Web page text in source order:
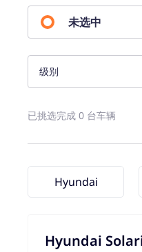
未选中
级别
已挑选完成 0 台车辆
Hyundai
Hyundai